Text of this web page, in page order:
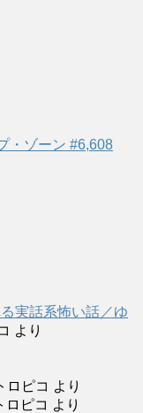
・ゾーン #6,608
実話系怖い話／ゆ
より
ロピコ より
ロピコ より